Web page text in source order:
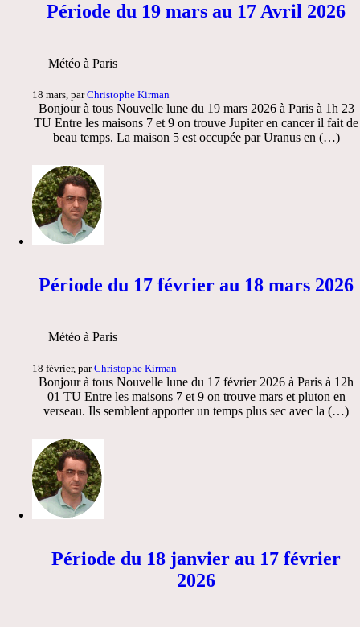
Période du 19 mars au 17 Avril 2026
Météo à Paris
18 mars, parChristophe Kirman
Bonjour à tous Nouvelle lune du 19 mars 2026 à Paris à 1h 23
TU Entre les maisons 7 et 9 on trouve Jupiter en cancer il fait de
beau temps. La maison 5 est occupée par Uranus en (…)
Période du 17 février au 18 mars 2026
Météo à Paris
18 février, parChristophe Kirman
Bonjour à tous Nouvelle lune du 17 février 2026 à Paris à 12h
01 TU Entre les maisons 7 et 9 on trouve mars et pluton en
verseau. Ils semblent apporter un temps plus sec avec la (…)
Période du 18 janvier au 17 février
2026